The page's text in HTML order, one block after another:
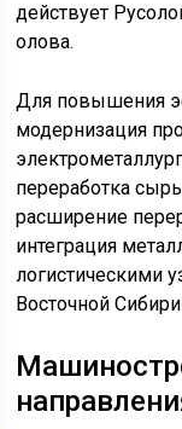
действует
олова.
Для повышения
модернизация
переработка
расширение
интеграция
логистическими
Восточной